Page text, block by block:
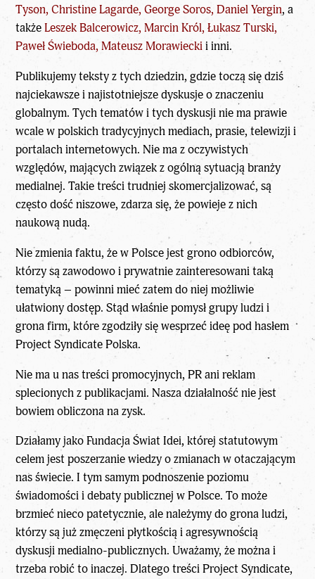
Tyson, Christine Lagarde, George Soros, Daniel Yergin, a
takżeLeszek Balcerowicz, Marcin Król, Łukasz Turski,
Paweł Świeboda, Mateusz Morawieckii inni.
Publikujemy teksty z tych dziedzin, gdzie toczą się dziś
najciekawsze i najistotniejsze dyskusje o znaczeniu
globalnym. Tych tematów i tych dyskusji nie ma prawie
wcale w polskich tradycyjnych mediach, prasie, telewizji i
portalach internetowych.Nie ma z oczywistych
względów, mających związek z ogólną sytuacją branży
medialnej. Takie treści trudniej skomercjalizować, są
często dość niszowe, zdarza się, że powieje z nich
naukową nudą.
Nie zmienia faktu, że w Polsce jest grono odbiorców,
którzy są zawodowo i prywatnie zainteresowani taką
tematyką – powinni mieć zatem do niej możliwie
ułatwiony dostęp. Stąd właśnie pomysł grupy ludzi i
grona firm, które zgodziły się wesprzeć ideę pod hasłem
Project Syndicate Polska.
Nie ma u nas treści promocyjnych, PR ani reklam
splecionych z publikacjami. Nasza działalność nie jest
bowiem obliczona na zysk.
Działamy jako Fundacja Świat Idei, której statutowym
celem jest poszerzanie wiedzy o zmianach w otaczającym
nas świecie. I tym samym podnoszenie poziomu
świadomości i debaty publicznej w Polsce. To może
brzmieć nieco patetycznie, ale należymy do grona ludzi,
którzy są już zmęczeni płytkością i agresywnością
dyskusji medialno-publicznych. Uważamy, że można i
trzeba robić to inaczej. Dlatego treści Project Syndicate,